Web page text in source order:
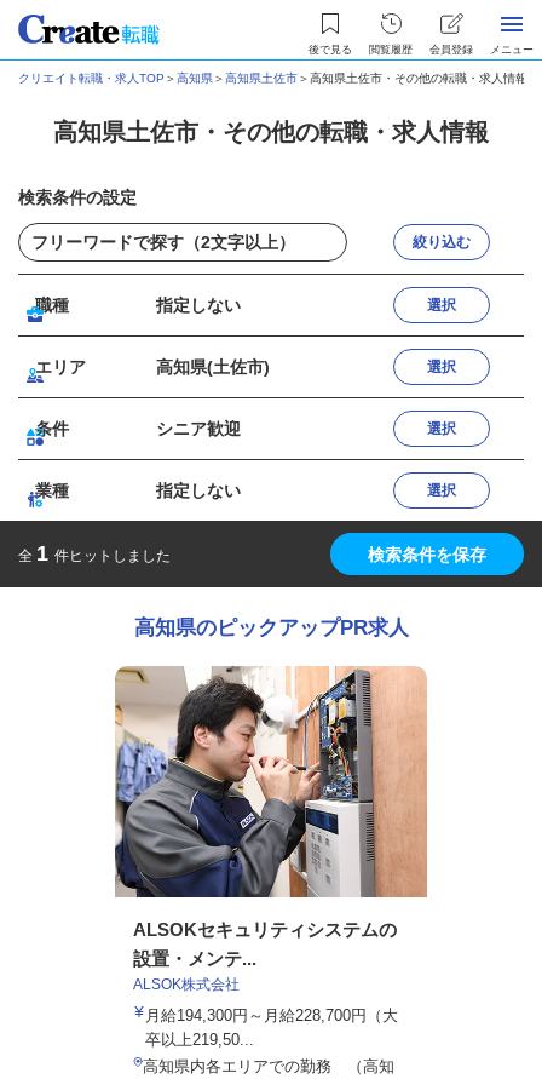
後で見る 閲覧履歴 会員登録 メニュー
クリエイト転職・求人TOP ＞高知県＞高知県土佐市＞高知県土佐市・その他の転職・求人情報
高知県土佐市・その他の転職・求人情報
検索条件の設定
絞り込む
職種 指定しない 選択
エリア 高知県(土佐市) 選択
条件 シニア歓迎 選択
業種 指定しない 選択
全 1 件ヒットしました 検索条件を保存
高知県のピックアップPR求人
ALSOKセキュリティシステムの
設置・メンテ...
ALSOK株式会社
月給194,300円～月給228,700円（大
卒以上219,50...
高知県内各エリアでの勤務 （高知